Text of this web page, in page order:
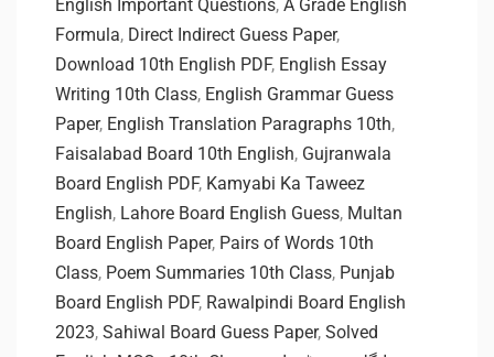
English Important Questions, A Grade English
Formula, Direct Indirect Guess Paper,
Download 10th English PDF, English Essay
Writing 10th Class, English Grammar Guess
Paper, English Translation Paragraphs 10th,
Faisalabad Board 10th English, Gujranwala
Board English PDF, Kamyabi Ka Taweez
English, Lahore Board English Guess, Multan
Board English Paper, Pairs of Words 10th
Class, Poem Summaries 10th Class, Punjab
Board English PDF, Rawalpindi Board English
2023, Sahiwal Board Guess Paper, Solved